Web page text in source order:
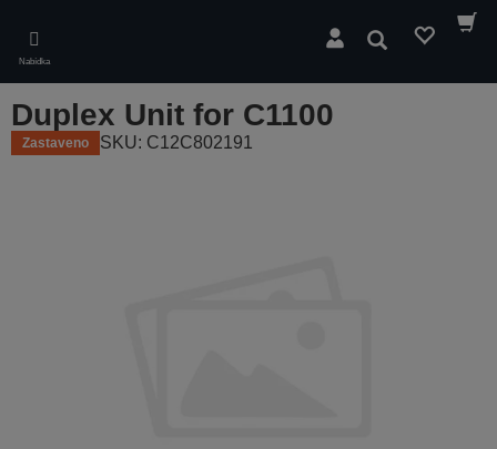
main
content
Nabídka
Hledat
Duplex Unit for C1100
Zastaveno SKU: C12C802191